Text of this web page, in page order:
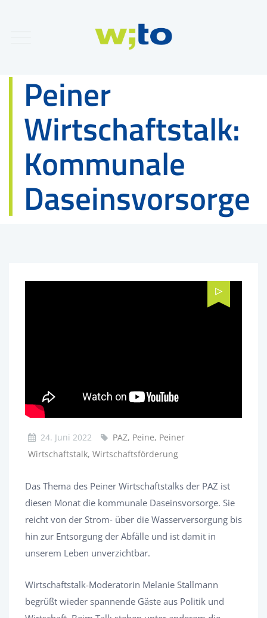
Peiner
Wirtschaftstalk:
Kommunale
Daseinsvorsorge
24. Juni 2022
PAZ, Peine, Peiner
Wirtschaftstalk, Wirtschaftsförderung
Das Thema des Peiner Wirtschaftstalks der PAZ ist
diesen Monat die kommunale Daseinsvorsorge. Sie
reicht von der Strom- über die Wasserversorgung bis
hin zur Entsorgung der Abfälle und ist damit in
unserem Leben unverzichtbar.
Wirtschaftstalk-Moderatorin Melanie Stallmann
begrüßt wieder spannende Gäste aus Politik und